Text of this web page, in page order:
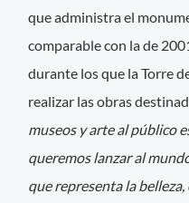
que administra el
comparable con la de
durante los que la Torre
realizar las obras
museos y arte al público
queremos lanzar al
que representa la